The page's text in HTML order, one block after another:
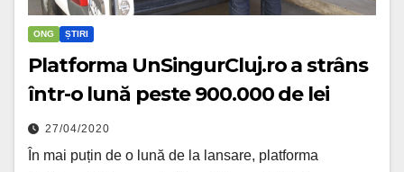
ONG ȘTIRI
Platforma UnSingurCluj.ro a strâns
într-o lună peste 900.000 de lei
27/04/2020
În mai puțin de o lună de la lansare, platforma